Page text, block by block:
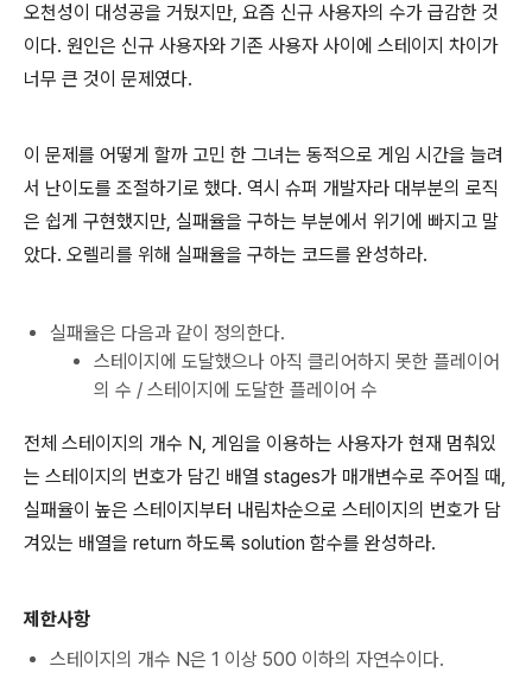
오천성이 대성공을 거뒀지만, 요즘 신규 사용자의 수가 급감한 것
이다. 원인은 신규 사용자와 기존 사용자 사이에 스테이지 차이가
너무 큰 것이 문제였다.
이 문제를 어떻게 할까 고민 한 그녀는 동적으로 게임 시간을 늘려
서 난이도를 조절하기로 했다. 역시 슈퍼 개발자라 대부분의 로직
은 쉽게 구현했지만, 실패율을 구하는 부분에서 위기에 빠지고 말
았다. 오렐리를 위해 실패율을 구하는 코드를 완성하라.
실패율은 다음과 같이 정의한다.
스테이지에 도달했으나 아직 클리어하지 못한 플레이어
의 수 / 스테이지에 도달한 플레이어 수
전체 스테이지의 개수 N, 게임을 이용하는 사용자가 현재 멈춰있
는 스테이지의 번호가 담긴 배열 stages가 매개변수로 주어질 때,
실패율이 높은 스테이지부터 내림차순으로 스테이지의 번호가 담
겨있는 배열을 return 하도록 solution 함수를 완성하라.
제한사항
스테이지의 개수 N은 1 이상 500 이하의 자연수이다.